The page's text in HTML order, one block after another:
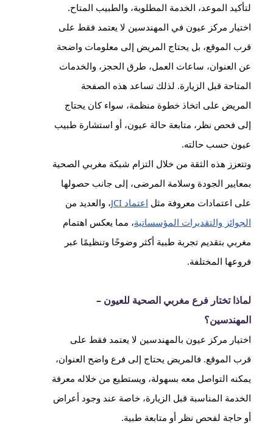
لتأكيد الموعد، الخدمة المطلوبة، والطبيب المتاح.
اختيار مركز عيون في المهندسين لا يعتمد فقط على
قرب الموقع، بل يحتاج المريض إلى معلومات واضحة
عن العنوان، ساعات العمل، طرق الحجز، والخدمات
المتاحة قبل الزيارة. لذلك تساعد هذه الصفحة
المريض على اتخاذ خطوة منظمة، سواء كان يحتاج
إلى فحص نظر، متابعة حالة عيون، أو استشارة طبيب
عيون حسب حالته.
وتتعزز هذه الثقة من خلال التزام شبكة مغربي الصحية
بمعايير الجودة وسلامة المرضى، إلى جانب حصولها
على اعتمادات معروفة مثل اعتماد JCI
، والعديد من
الجوائز والتقديرات المؤسساتية، مما يعكس اهتمام
مغربي بتقديم تجربة طبية أكثر وضوحًا وتنظيمًا عبر
فروعها المختلفة.
لماذا تختار فرع مغربي الصحية للعيون –
المهندسين؟
اختيار مركز عيون بالمهندسين لا يعتمد فقط على
قرب الموقع. فالمريض يحتاج إلى فرع واضح العنوان،
يمكنه التواصل معه بسهولة، ويستطيع من خلاله معرفة
الخدمة المناسبة قبل الزيارة، خاصة عند وجود أعراض
أو حاجة لفحص نظر أو متابعة طبية.